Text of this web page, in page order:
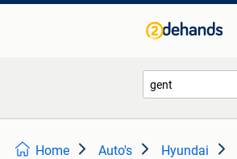
Home Auto's Hyundai